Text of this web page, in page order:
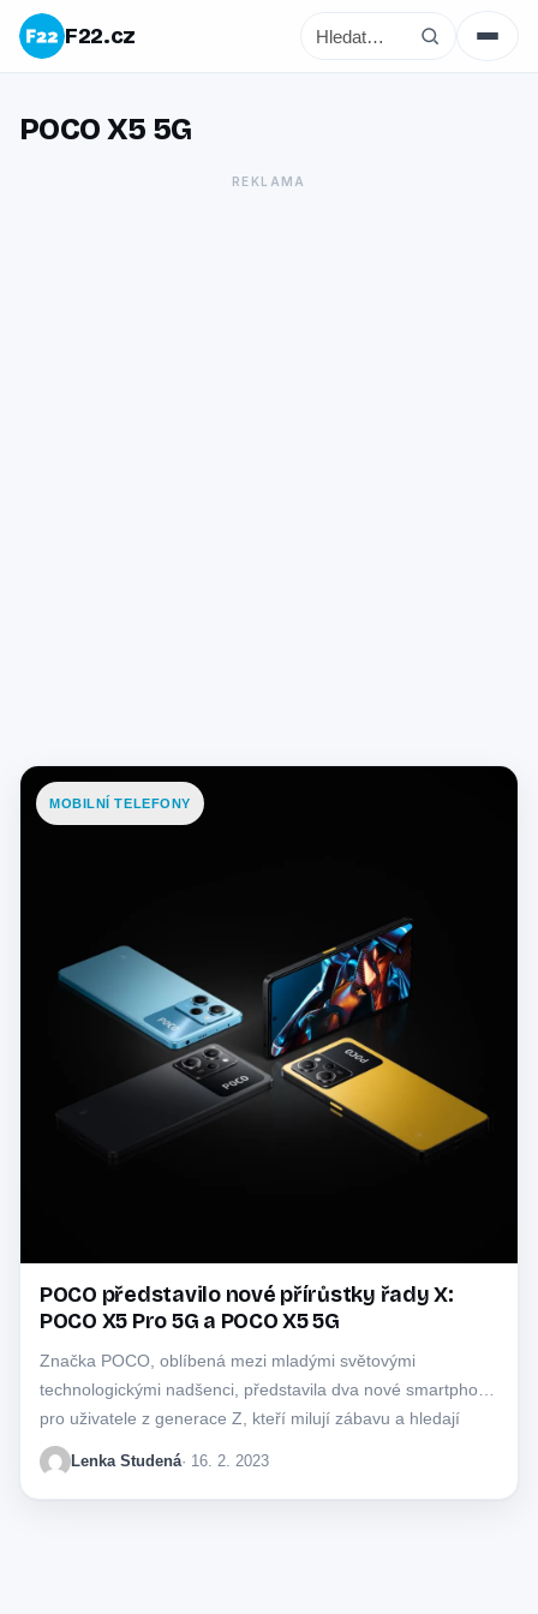
F22.cz
POCO X5 5G
MOBILNÍ TELEFONY
POCO představilo nové přírůstky řady X:
POCO X5 Pro 5G a POCO X5 5G
Značka POCO, oblíbená mezi mladými světovými
technologickými nadšenci, představila dva nové smartphony
pro uživatele z generace Z, kteří milují zábavu a hledají
nový…
Lenka Studená· 16. 2. 2023